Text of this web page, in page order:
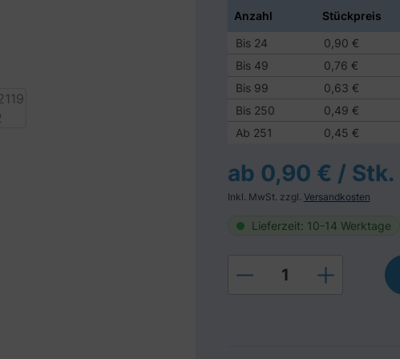
Anzahl
Stückpreis
Bis 24
0,90 €
Bis 49
0,76 €
Bis 99
0,63 €
Bis 250
0,49 €
Ab 251 0,45 €
ab 0,90 € / Stk.
Inkl. MwSt. zzgl. Versandkosten
Lieferzeit: 10-14 Werktage
Produkt Anzahl: